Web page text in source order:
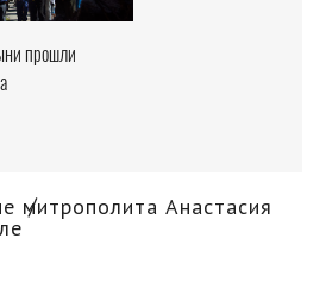
прошли
митрополита Анастасия